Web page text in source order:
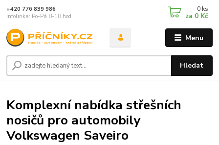
Menu
Hledat
+420 776 839 986
Infolinka: Po-Pá 8-18 hod.
0 ks
za 0 Kč
Komplexní nabídka střešních
nosičů pro automobily
Volkswagen Saveiro